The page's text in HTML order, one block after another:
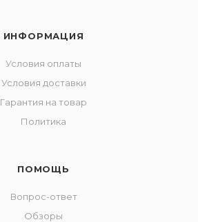
ИНФОРМАЦИЯ
Условия оплаты
Условия доставки
Гарантия на товар
Политика
ПОМОЩЬ
Вопрос-ответ
Обзоры